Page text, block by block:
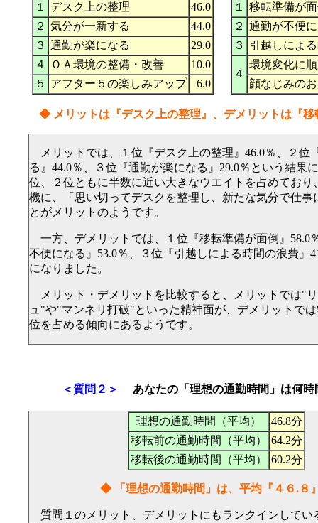
１
デスク上の整理
46.0
２ 気分が一新する
44.0
３ 通勤が楽になる
29.0
４
ＯＡ環境の整備・改善
10.0
５
アフター５の楽しみアップ 6.0
１
移転準備が
２ 通勤が不便
３ 引越しによ
４
環境変化に
顔なじみの
◆ メリットは『デスク上の整理』、デメリットは『移
メリットでは、１位『デスク上の整理』46.0％、２位
る』44.0％、３位『通勤が楽になる』29.0％という結果
位、２位ともに半数に近い大きなウエイトを占めており
機に、「思い切ってデスクを整理し、新たな気分で仕事
とがメリットのようです。
一方、デメリットでは、１位『移転準備が面倒』58.0
不便になる』53.0％、３位『引越しによる時間の浪費』
になりました。
メリット・デメリットを比較すると、メリットでは"
ュ"や"マンネリ打破"といった精神面が、デメリットで
位を占める傾向にあるようです。
＜質問２＞ あなたの「理想の通勤時間」は何時
理想の通勤時間（平均）
46.8分
移転前の通勤時間（平均）
64.2分
移転後の通勤時間（平均）
60.2分
◆ 「理想の通勤時間」は、平均『４６.８
質問１のメリット、デメリットにもランクインしてい